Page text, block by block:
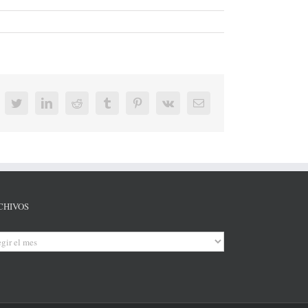
TwitterLinkedInReddit Tumblr PinterestVk
Correo